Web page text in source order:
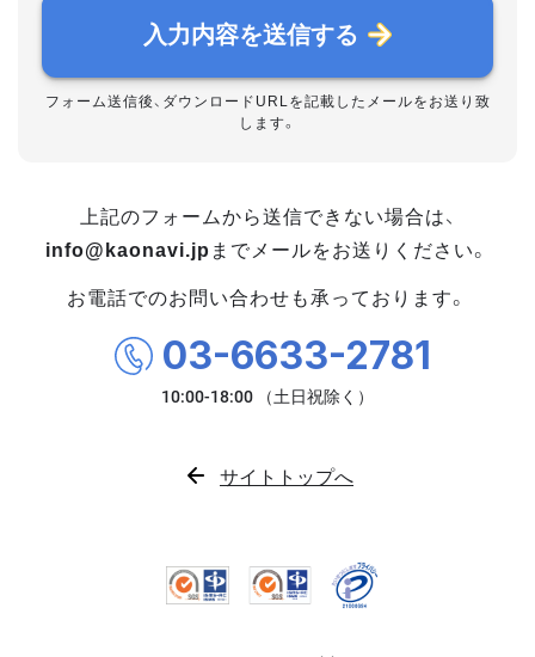
入力内容を送信する
フォーム送信後、ダウンロードURLを記載したメールをお送り致
します。
上記のフォームから送信できない場合は、
info@kaonavi.jp までメールをお送りください。
お電話でのお問い合わせも承っております。
03-6633-2781
サイトトップへ